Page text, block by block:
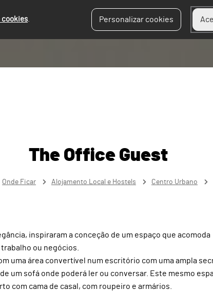
cookies. Personalizar cookies
The Office Guest
Onde Ficar Alojamento Local e Hostels Centro Urbano
inspiraram a conceção de um espaço que acomoda
ou negócios.
uma área convertível num escritório com uma ampla
um sofá onde poderá ler ou conversar. Este mesmo
com cama de casal, com roupeiro e armários.